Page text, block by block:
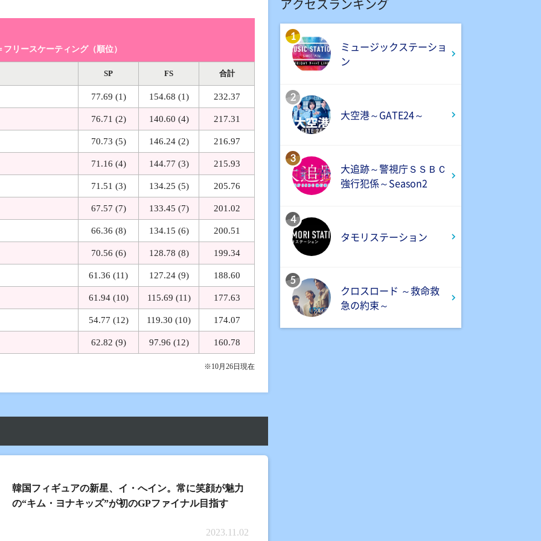
フリースケーティング（順位）
SP FS 合計
77.69 (1) 154.68 (1) 232.37
76.71 (2) 140.60 (4) 217.31
70.73 (5) 146.24 (2) 216.97
71.16 (4) 144.77 (3) 215.93
71.51 (3) 134.25 (5) 205.76
67.57 (7) 133.45 (7) 201.02
66.36 (8) 134.15 (6) 200.51
70.56 (6) 128.78 (8) 199.34
61.36 (11) 127.24 (9) 188.60
61.94 (10) 115.69 (11) 177.63
54.77 (12) 119.30 (10) 174.07
62.82 (9) 97.96 (12) 160.78
※10月26日現在
韓国フィギュアの新星、イ・へイン。常に笑顔が魅力
の“キム・ヨナキッズ”が初のGPファイナル目指す
2023.11.02
バチバチSTAR
午後 4:30
クレヨンしんちゃん 【スワン
午後 5:00
ドラえもん 【ウラメシズキ
午後 5:30
よる 6:00
人生の楽園 夏の1時間!ふるさ
よる 6:56
サンド&芦田愛菜の博士ちゃ
アクセスランキング
1
ミュージックステーショ
ン
2
大空港～GATE24～
3
大追跡～警視庁ＳＳＢＣ
強行犯係～Season2
4
タモリステーション
5
クロスロード ～救命救
急の約束～